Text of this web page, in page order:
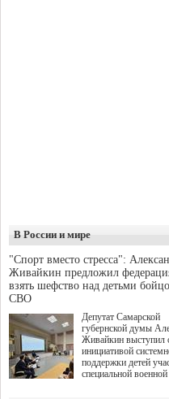
В России и мире
"Спорт вместо стресса":
Живайкин предложил
взять шефство над детьми
СВО
Депутат Самарской
губернской думы
Живайкин выступил
инициативой
поддержки детей
специальной военной